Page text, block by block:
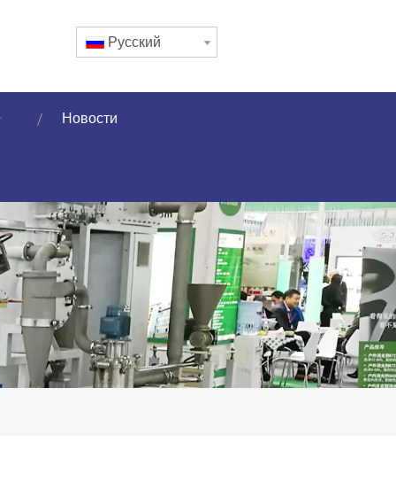
Pусский
Новости